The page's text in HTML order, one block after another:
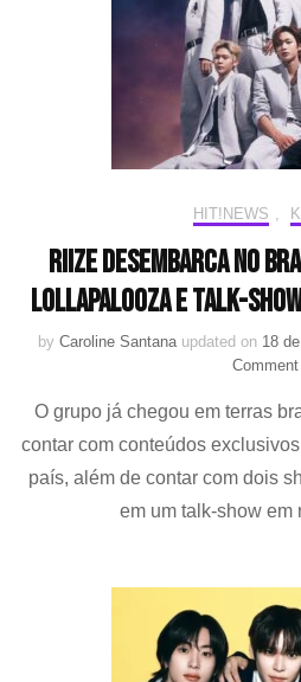
HIT!NEWS
RIIZE desembarca no
Lollapalooza e talk-
by Caroline Santana updated on 18
Comment
O grupo já chegou em terras
contar com conteúdos
país, além de contar com dois
em um talk-show em